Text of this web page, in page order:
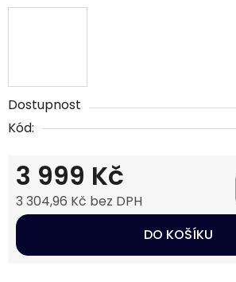
Dostupnost
Kód:
3 999 Kč
3 304,96 Kč bez DPH
Měrná cena:
DO KOŠÍKU